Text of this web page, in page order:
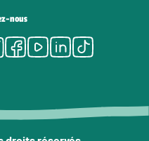
nous
Facebook
Youtube
LinkedIn
Tiktok